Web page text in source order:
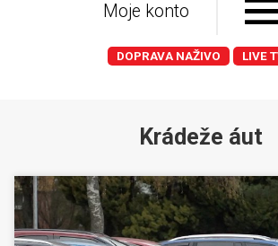
Moje konto
DOPRAVA NAŽIVO LIVE
Krádeže áut